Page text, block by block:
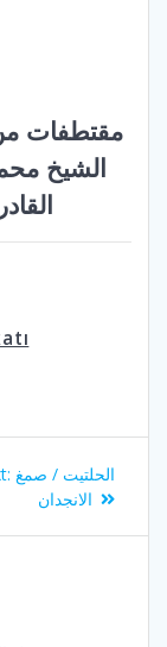
مقتطفات
الشيخ
Next
post:
الحلتيت / صمغ
الانجدان